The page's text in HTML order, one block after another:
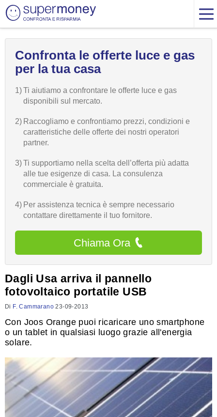
Confronta le offerte luce e gas
per la tua casa
1)Ti aiutiamo a confrontare le offerte luce e gas
disponibili sul mercato.
2) Raccogliamo e confrontiamo prezzi, condizioni e
caratteristiche delle offerte dei nostri operatori
partner.
3)Ti supportiamo nella scelta dell’offerta più adatta
alle tue esigenze di casa. La consulenza
commerciale è gratuita.
4) Per assistenza tecnica è sempre necessario
contattare direttamente il tuo fornitore.
Chiama Ora
Dagli Usa arriva il pannello
fotovoltaico portatile USB
Di F. Cammarano 23-09-2013
Con Joos Orange puoi ricaricare uno smartphone
o un tablet in qualsiasi luogo grazie all'energia
solare.